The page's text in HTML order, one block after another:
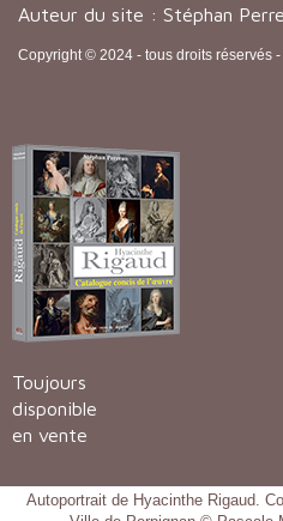
Auteur du site : Stéphan
Copyright © 2024 - tous droits réservés -
Toujours
disponible
en vente
Autoportrait de Hyacinthe Rigaud.